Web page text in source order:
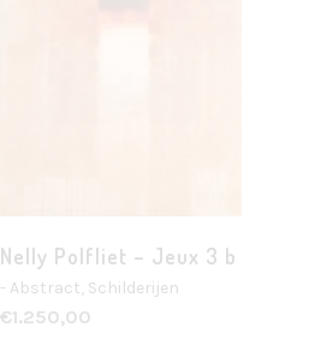
Nelly Polfliet – Jeux 3 b
- Abstract Schilderijen
€1.250,00